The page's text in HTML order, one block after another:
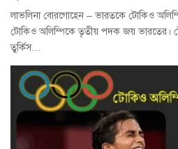
লাভলিনা বোরগোহেন – ভারতকে টোকিও
টোকিও অলিম্পিকে তৃতীয় পদক জয় ভারতের।
তুর্কিস…